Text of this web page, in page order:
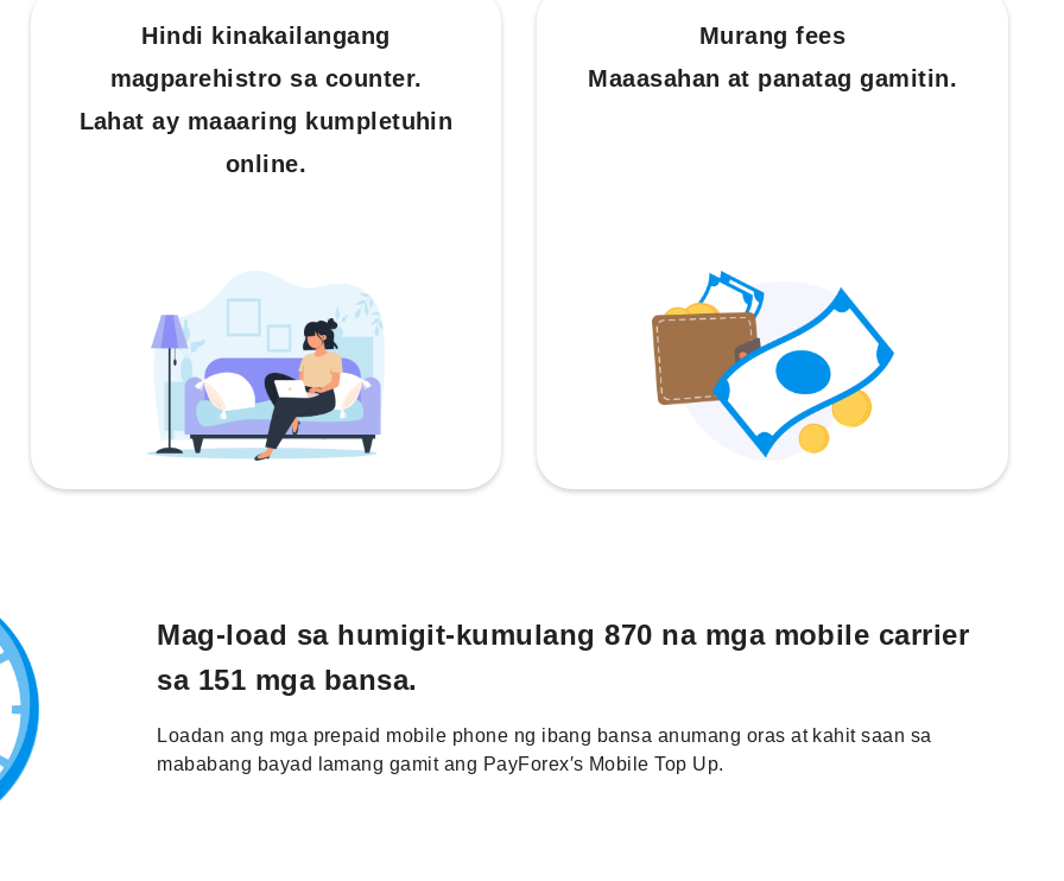
Hindi kinakailangang
magparehistro sa counter.
Lahat ay maaaring kumpletuhin
online.
Murang fees
Maaasahan at panatag gamitin.
Mag-load sa humigit-kumulang 870 na mga mobile carrier
sa 151 mga bansa.
Loadan ang mga prepaid mobile phone ng ibang bansa anumang oras at kahit saan sa
mababang bayad lamang gamit ang PayForex′s Mobile Top Up.